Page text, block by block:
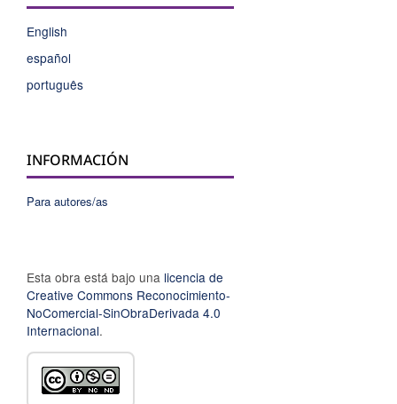
English
español
português
INFORMACIÓN
Para autores/as
Esta obra está bajo una licencia de
Creative Commons Reconocimiento-
NoComercial-SinObraDerivada 4.0
Internacional.